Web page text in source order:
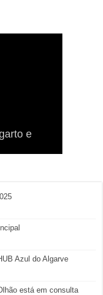
e
e
Musical e
Azul do Algarve
está em consulta